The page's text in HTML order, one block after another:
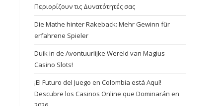
Περιορίζουν τις Δυνατότητές σας
Die Mathe hinter Rakeback: Mehr Gewinn für
erfahrene Spieler
Duik in de Avontuurlijke Wereld van Magius
Casino Slots!
¡El Futuro del Juego en Colombia está Aquí!
Descubre los Casinos Online que Dominarán en